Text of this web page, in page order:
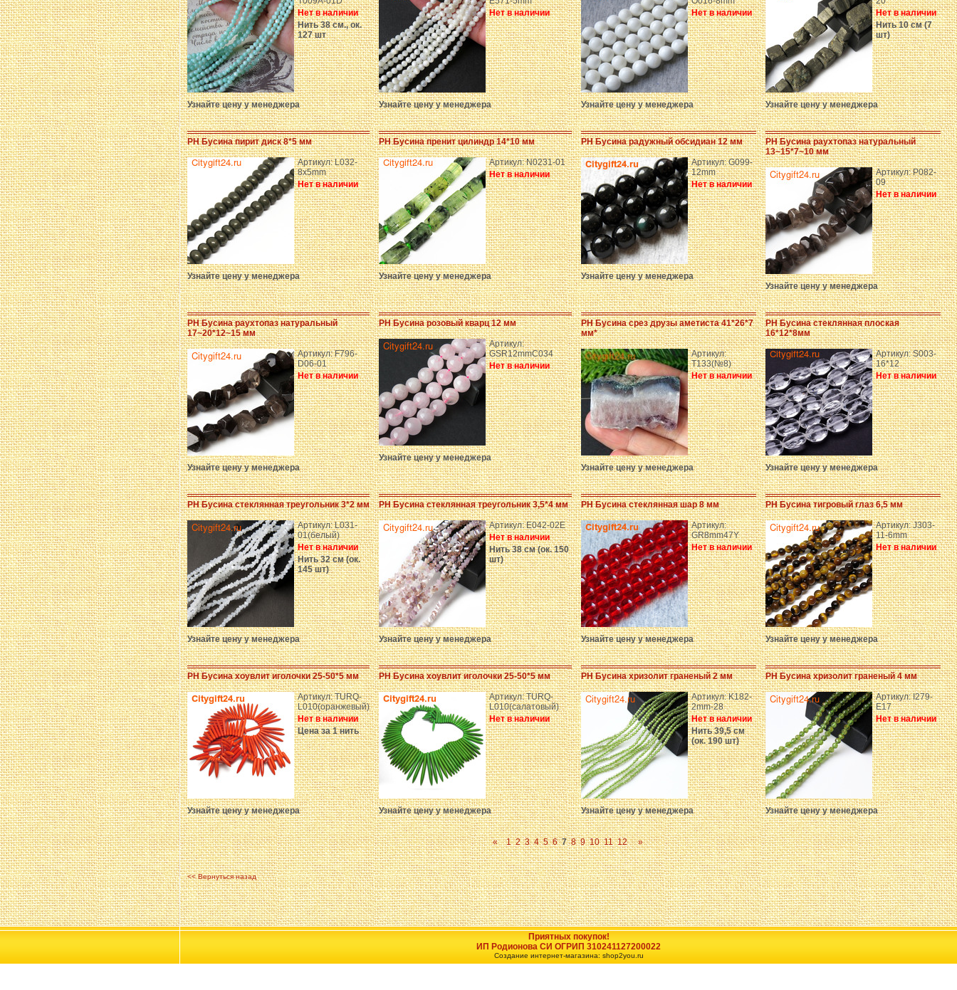
Нет в наличии
Нить 38 см., ок.
127 шт
Узнайте цену у менеджера
Нет в наличии
Узнайте цену у менеджера
Нет в наличии
Узнайте цену у менеджера
Нет в наличии
Нить 10 см (7
шт)
Узнайте цену у менеджера
PH Бусина пирит диск 8*5 мм
Артикул: L032-
8x5mm
Нет в наличии
Узнайте цену у менеджера
PH Бусина пренит цилиндр 14*10 мм
Артикул: N0231-01
Нет в наличии
Узнайте цену у менеджера
PH Бусина радужный обсидиан 12 мм
Артикул: G099-
12mm
Нет в наличии
Узнайте цену у менеджера
PH Бусина раухтопаз натуральный
13~15*7~10 мм
Артикул: P082-
09
Нет в наличии
Узнайте цену у менеджера
PH Бусина раухтопаз натуральный
17~20*12~15 мм
Артикул: F796-
D06-01
Нет в наличии
Узнайте цену у менеджера
PH Бусина розовый кварц 12 мм
Артикул:
GSR12mmC034
Нет в наличии
Узнайте цену у менеджера
PH Бусина срез друзы аметиста 41*26*7
мм*
Артикул:
T133(№8)
Нет в наличии
Узнайте цену у менеджера
PH Бусина стеклянная плоская
16*12*8мм
Артикул: S003-
16*12
Нет в наличии
Узнайте цену у менеджера
PH Бусина стеклянная треугольник 3*2 мм
Артикул: L031-
01(белый)
Нет в наличии
Нить 32 см (ок.
145 шт)
Узнайте цену у менеджера
PH Бусина стеклянная треугольник 3,5*4 мм
Артикул: E042-02E
Нет в наличии
Нить 38 см (ок. 150
шт)
Узнайте цену у менеджера
PH Бусина стеклянная шар 8 мм
Артикул:
GR8mm47Y
Нет в наличии
Узнайте цену у менеджера
PH Бусина тигровый глаз 6,5 мм
Артикул: J303-
11-6mm
Нет в наличии
Узнайте цену у менеджера
PH Бусина хоувлит иголочки 25-50*5 мм
Артикул: TURQ-
L010(оранжевый)
Нет в наличии
Цена за 1 нить
Узнайте цену у менеджера
PH Бусина хоувлит иголочки 25-50*5 мм
Артикул: TURQ-
L010(салатовый)
Нет в наличии
Узнайте цену у менеджера
PH Бусина хризолит граненый 2 мм
Артикул: K182-
2mm-28
Нет в наличии
Нить 39,5 см
(ок. 190 шт)
Узнайте цену у менеджера
PH Бусина хризолит граненый 4 мм
Артикул: I279-
E17
Нет в наличии
Узнайте цену у менеджера
« 1 2 3 4 5 6 7 8 9 10 11 12 »
<< Вернуться назад
Приятных покупок!
ИП Родионова СИ ОГРИП 310241127200022
Создание интернет-магазина: shop2you.ru